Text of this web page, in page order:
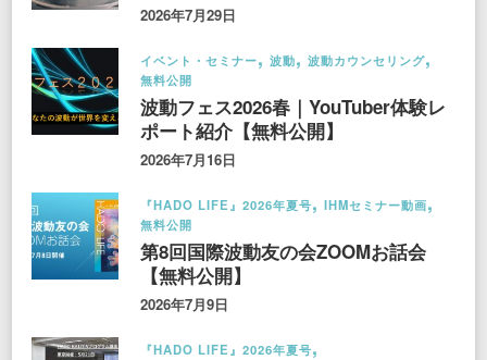
2026年7月29日
イベント・セミナー 波動
波動カウンセリング
無料公開
波動フェス2026春｜YouTuber体験レ
ポート紹介【無料公開】
2026年7月16日
『HADO LIFE』2026年夏号
IHMセミナー動画
無料公開
第8回国際波動友の会ZOOMお話会
【無料公開】
2026年7月9日
『HADO LIFE』2026年夏号